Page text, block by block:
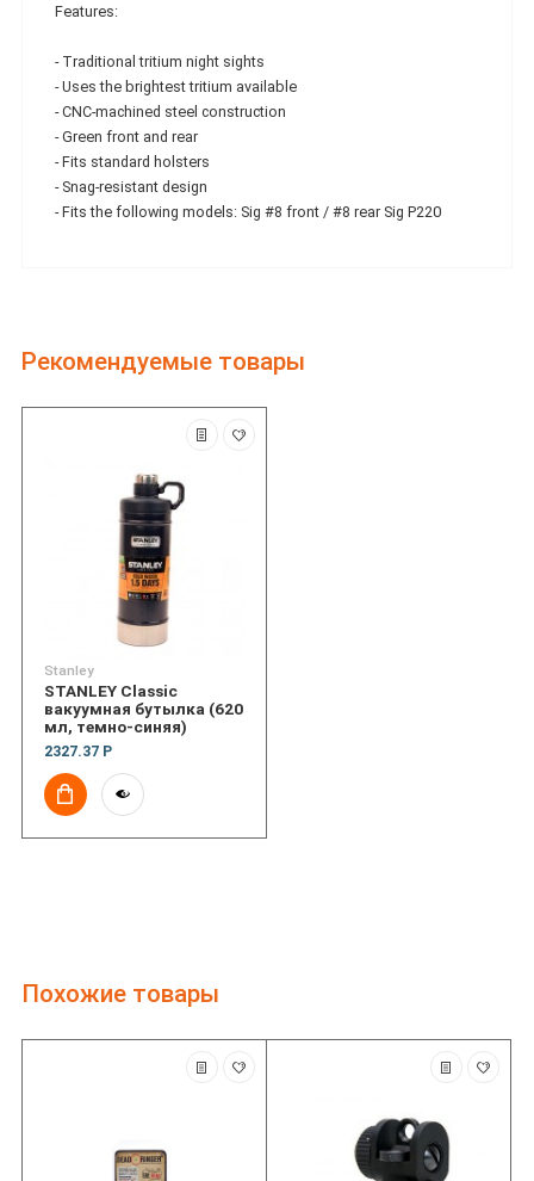
Features:
- Traditional tritium night sights
- Uses the brightest tritium available
- CNC-machined steel construction
- Green front and rear
- Fits standard holsters
- Snag-resistant design
- Fits the following models: Sig #8 front / #8 rear Sig P220
Рекомендуемые товары
Stanley
STANLEY Classic
вакуумная бутылка (620
мл, темно-синяя)
2327.37 Р
Похожие товары